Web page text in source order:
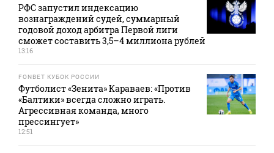
РФС запустил индексацию
вознаграждений судей, суммарный
годовой доход арбитра Первой лиги
сможет составить 3,5–4 миллиона рублей
13:16
FONBET КУБОК РОССИИ
Футболист «Зенита» Караваев: «Против
«Балтики» всегда сложно играть.
Агрессивная команда, много
прессингует»
12:51